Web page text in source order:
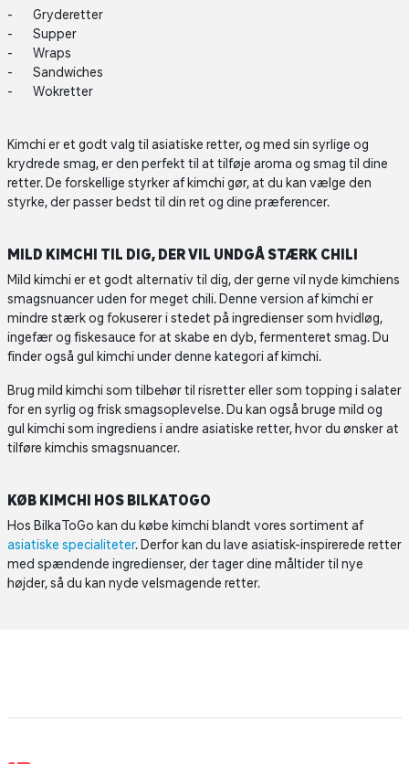
Gryderetter
Supper
Wraps
Sandwiches
Wokretter
Kimchi er et godt valg til asiatiske retter, og med sin syrlige og
krydrede smag, er den perfekt til at tilføje aroma og smag til dine
retter. De forskellige styrker af kimchi gør, at du kan vælge den
styrke, der passer bedst til din ret og dine præferencer.
MILD KIMCHI TIL DIG, DER VIL UNDGÅ STÆRK CHILI
Mild kimchi er et godt alternativ til dig, der gerne vil nyde kimchiens
smagsnuancer uden for meget chili. Denne version af kimchi er
mindre stærk og fokuserer i stedet på ingredienser som hvidløg,
ingefær og fiskesauce for at skabe en dyb, fermenteret smag. Du
finder også gul kimchi under denne kategori af kimchi.
Brug mild kimchi som tilbehør til risretter eller som topping i salater
for en syrlig og frisk smagsoplevelse. Du kan også bruge mild og
gul kimchi som ingrediens i andre asiatiske retter, hvor du ønsker at
tilføre kimchis smagsnuancer.
KØB KIMCHI HOS BILKATOGO
Hos BilkaToGo kan du købe kimchi blandt vores sortiment af
asiatiske specialiteter. Derfor kan du lave asiatisk-inspirerede retter
med spændende ingredienser, der tager dine måltider til nye
højder, så du kan nyde velsmagende retter.